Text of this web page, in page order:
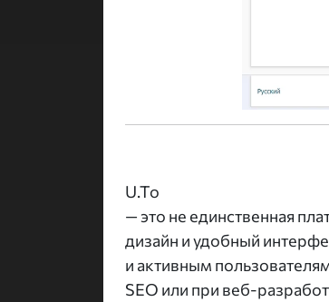
U.To
— это не единственная
дизайн и удобный
и активным
SEO или при веб-